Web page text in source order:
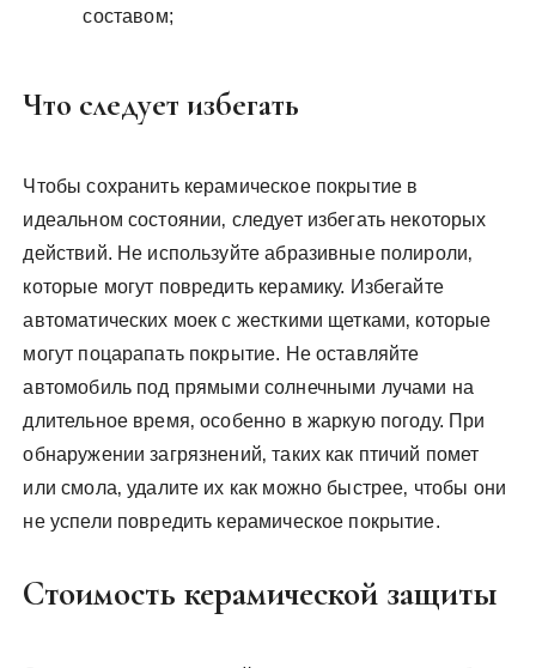
составом;
Что следует избегать
Чтобы сохранить керамическое покрытие в
идеальном состоянии‚ следует избегать некоторых
действий. Не используйте абразивные полироли‚
которые могут повредить керамику. Избегайте
автоматических моек с жесткими щетками‚ которые
могут поцарапать покрытие. Не оставляйте
автомобиль под прямыми солнечными лучами на
длительное время‚ особенно в жаркую погоду. При
обнаружении загрязнений‚ таких как птичий помет
или смола‚ удалите их как можно быстрее‚ чтобы они
не успели повредить керамическое покрытие.
Стоимость керамической защиты